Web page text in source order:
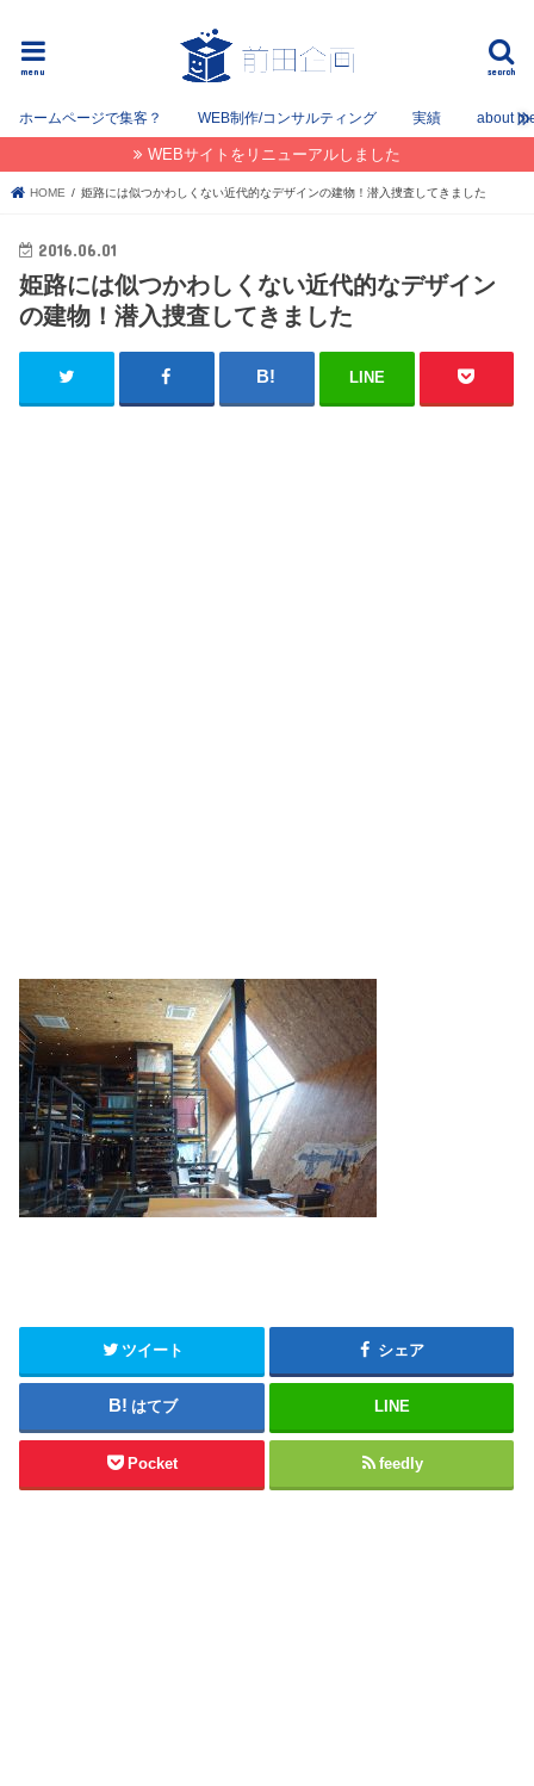
search
menu
ホームページで集客？ WEB制作/コンサルティング 実績 about
WEBサイトをリニューアルしました
HOME 姫路には似つかわしくない近代的なデザインの建物！潜入捜査してきました
2016.06.01
姫路には似つかわしくない近代的なデザイン
の建物！潜入捜査してきました
LINE
ツイート シェア
はてブ LINE
Pocket feedly